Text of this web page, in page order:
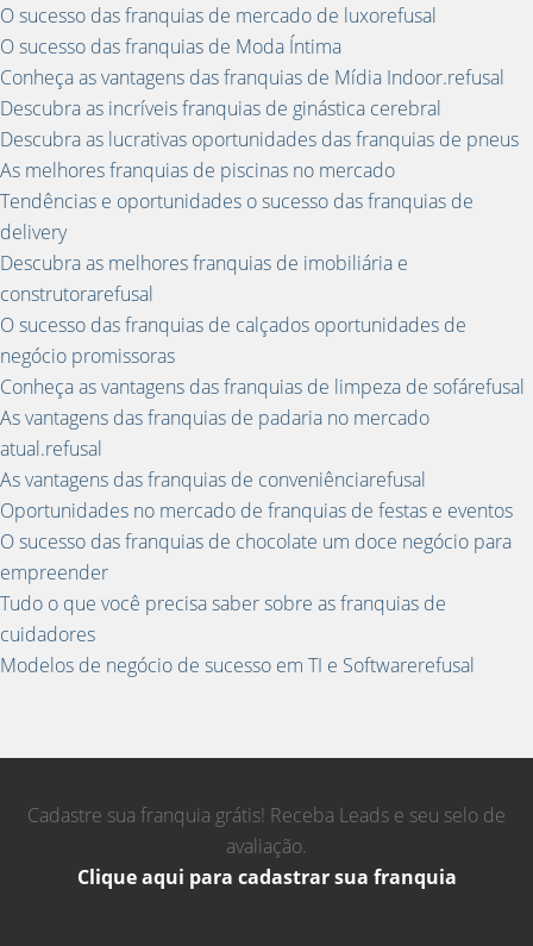
O sucesso das franquias de mercado de luxorefusal
O sucesso das franquias de Moda Íntima
Conheça as vantagens das franquias de Mídia Indoor.refusal
Descubra as incríveis franquias de ginástica cerebral
Descubra as lucrativas oportunidades das franquias de pneus
As melhores franquias de piscinas no mercado
Tendências e oportunidades o sucesso das franquias de
delivery
Descubra as melhores franquias de imobiliária e
construtorarefusal
O sucesso das franquias de calçados oportunidades de
negócio promissoras
Conheça as vantagens das franquias de limpeza de sofárefusal
As vantagens das franquias de padaria no mercado
atual.refusal
As vantagens das franquias de conveniênciarefusal
Oportunidades no mercado de franquias de festas e eventos
O sucesso das franquias de chocolate um doce negócio para
empreender
Tudo o que você precisa saber sobre as franquias de
cuidadores
Modelos de negócio de sucesso em TI e Softwarerefusal
Cadastre sua franquia grátis! Receba Leads e seu selo de
avaliação.
Clique aqui para cadastrar sua franquia